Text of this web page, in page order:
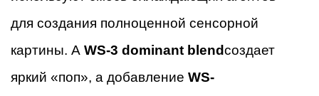
для создания полноценной сенсорной
картины. А WS-3 dominant blendсоздает
яркий «поп», а добавление WS-